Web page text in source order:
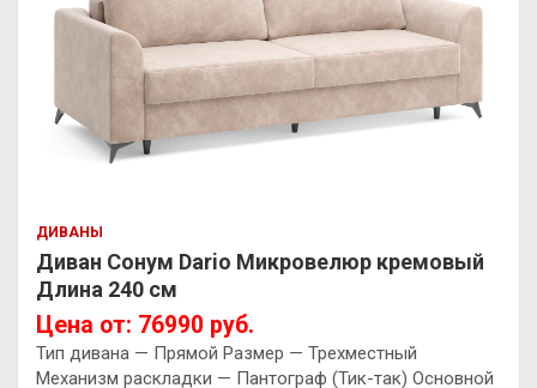
ДИВАНЫ
Диван Сонум Dario Микровелюр кремовый
Длина 240 см
Цена от: 76990 руб.
Тип дивана — Прямой Размер — Трехместный
Механизм раскладки — Пантограф (Тик-так) Основной